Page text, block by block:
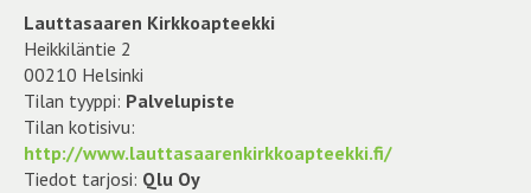
Lauttasaaren Kirkkoapteekki
Heikkiläntie 2
00210 Helsinki
Tilan tyyppi: Palvelupiste
Tilan kotisivu:
http://www.lauttasaarenkirkkoapteekki.fi/
Tiedot tarjosi: Qlu Oy